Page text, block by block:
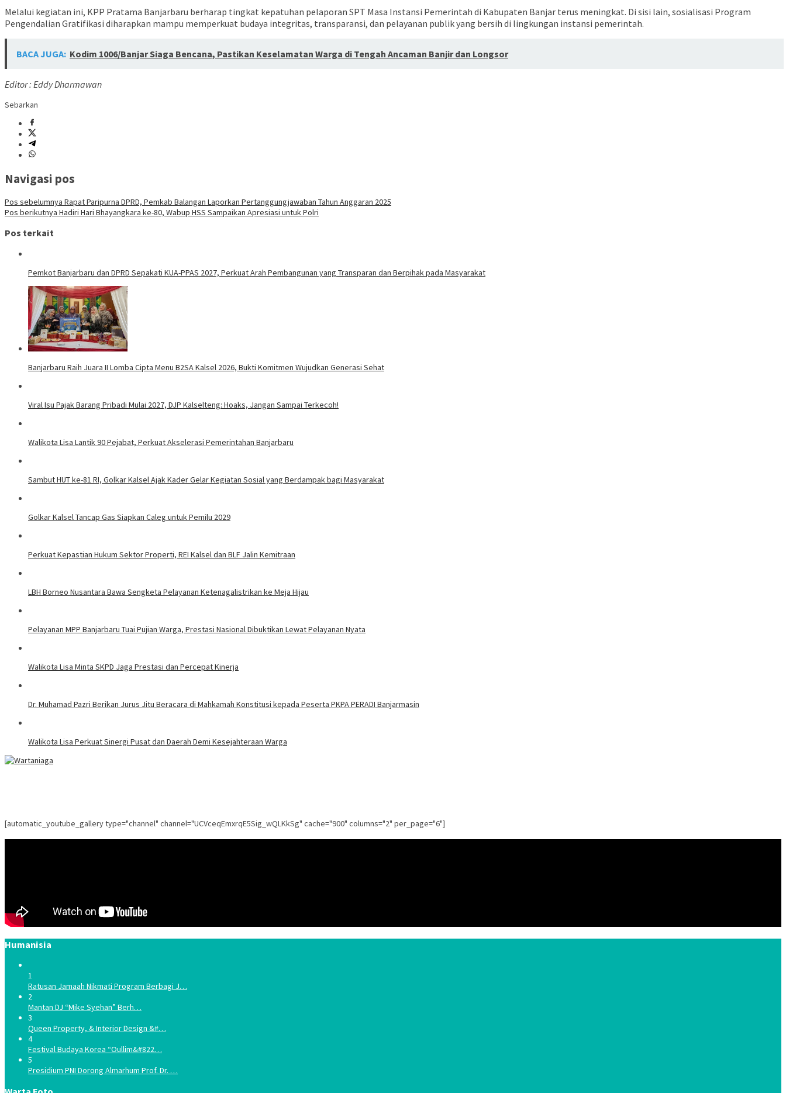
Melalui kegiatan ini, KPP Pratama Banjarbaru berharap tingkat kepatuhan pelaporan SPT Masa Instansi Pemerintah di Kabupaten Banjar terus meningkat. Di sisi lain, sosialisasi Program
Pengendalian Gratifikasi diharapkan mampu memperkuat budaya integritas, transparansi, dan pelayanan publik yang bersih di lingkungan instansi pemerintah.
BACA JUGA: Kodim 1006/Banjar Siaga Bencana, Pastikan Keselamatan Warga di Tengah Ancaman Banjir dan Longsor
Editor : Eddy Dharmawan
Sebarkan
Navigasi pos
Pos sebelumnya Rapat Paripurna DPRD, Pemkab Balangan Laporkan Pertanggungjawaban Tahun Anggaran 2025
Pos berikutnya Hadiri Hari Bhayangkara ke-80, Wabup HSS Sampaikan Apresiasi untuk Polri
Pos terkait
Pemkot Banjarbaru dan DPRD Sepakati KUA-PPAS 2027, Perkuat Arah Pembangunan yang Transparan dan Berpihak pada Masyarakat
Banjarbaru Raih Juara II Lomba Cipta Menu B2SA Kalsel 2026, Bukti Komitmen Wujudkan Generasi Sehat
Viral Isu Pajak Barang Pribadi Mulai 2027, DJP Kalselteng: Hoaks, Jangan Sampai Terkecoh!
Walikota Lisa Lantik 90 Pejabat, Perkuat Akselerasi Pemerintahan Banjarbaru
Sambut HUT ke-81 RI, Golkar Kalsel Ajak Kader Gelar Kegiatan Sosial yang Berdampak bagi Masyarakat
Golkar Kalsel Tancap Gas Siapkan Caleg untuk Pemilu 2029
Perkuat Kepastian Hukum Sektor Properti, REI Kalsel dan BLF Jalin Kemitraan
LBH Borneo Nusantara Bawa Sengketa Pelayanan Ketenagalistrikan ke Meja Hijau
Pelayanan MPP Banjarbaru Tuai Pujian Warga, Prestasi Nasional Dibuktikan Lewat Pelayanan Nyata
Walikota Lisa Minta SKPD Jaga Prestasi dan Percepat Kinerja
Dr. Muhamad Pazri Berikan Jurus Jitu Beracara di Mahkamah Konstitusi kepada Peserta PKPA PERADI Banjarmasin
Walikota Lisa Perkuat Sinergi Pusat dan Daerah Demi Kesejahteraan Warga
[automatic_youtube_gallery type="channel" channel="UCVceqEmxrqE5Sig_wQLKkSg" cache="900" columns="2" per_page="6"]
Humanisia
1
Ratusan Jamaah Nikmati Program Berbagi J…
2
Mantan DJ “Mike Syehan” Berh…
3
Queen Property, & Interior Design &#…
4
Festival Budaya Korea “Oullim&#822…
5
Presidium PNI Dorong Almarhum Prof. Dr. …